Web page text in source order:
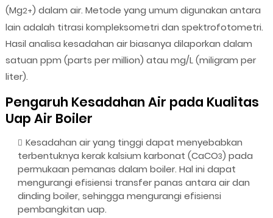
(Mg2+) dalam air. Metode yang umum digunakan antara
lain adalah titrasi kompleksometri dan spektrofotometri.
Hasil analisa kesadahan air biasanya dilaporkan dalam
satuan ppm (parts per million) atau mg/L (miligram per
liter).
Pengaruh Kesadahan Air pada Kualitas
Uap Air Boiler
Kesadahan air yang tinggi dapat menyebabkan
terbentuknya kerak kalsium karbonat (CaCO3) pada
permukaan pemanas dalam boiler. Hal ini dapat
mengurangi efisiensi transfer panas antara air dan
dinding boiler, sehingga mengurangi efisiensi
pembangkitan uap.